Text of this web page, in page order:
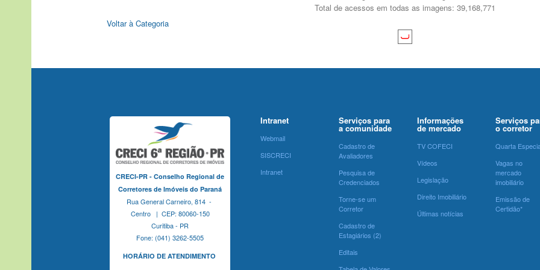
Total de acessos em todas as imagens: 39,168,771
Voltar à Categoria
CRECI-PR - Conselho Regional de
Corretores de Imóveis do Paraná
Rua General Carneiro, 814 -
Centro | CEP: 80060-150
Curitiba - PR
Fone: (041) 3262-5505
HORÁRIO DE ATENDIMENTO
Intranet
Webmail
SISCRECI
Intranet
Serviços para
a comunidade
Cadastro de
Avaliadores
Pesquisa de
Credenciados
Torne-se um
Corretor
Cadastro de
Estagiários (2)
Editais
Informações
de mercado
TV COFECI
Vídeos
Legislação
Direito Imobiliário
Últimas notícias
Serviços
o corretor
Quarta
Vagas no
mercado
imobiliário
Emissão de
Certidão*